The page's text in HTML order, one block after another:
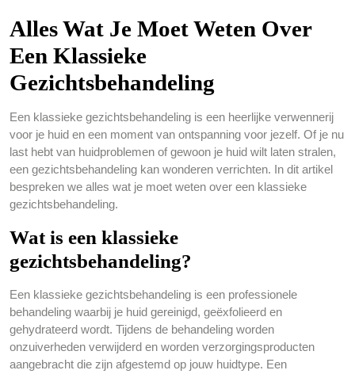
Alles Wat Je Moet Weten Over
Een Klassieke
Gezichtsbehandeling
Een klassieke gezichtsbehandeling is een heerlijke verwennerij
voor je huid en een moment van ontspanning voor jezelf. Of je nu
last hebt van huidproblemen of gewoon je huid wilt laten stralen,
een gezichtsbehandeling kan wonderen verrichten. In dit artikel
bespreken we alles wat je moet weten over een klassieke
gezichtsbehandeling.
Wat is een klassieke
gezichtsbehandeling?
Een klassieke gezichtsbehandeling is een professionele
behandeling waarbij je huid gereinigd, geëxfolieerd en
gehydrateerd wordt. Tijdens de behandeling worden
onzuiverheden verwijderd en worden verzorgingsproducten
aangebracht die zijn afgestemd op jouw huidtype. Een